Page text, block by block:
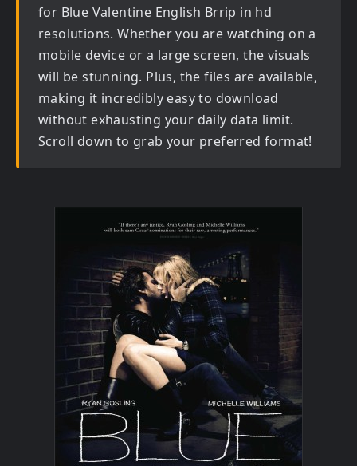
for Blue Valentine English Brrip in hd
resolutions. Whether you are watching on a
mobile device or a large screen, the visuals
will be stunning. Plus, the files are available,
making it incredibly easy to download
without exhausting your daily data limit.
Scroll down to grab your preferred format!